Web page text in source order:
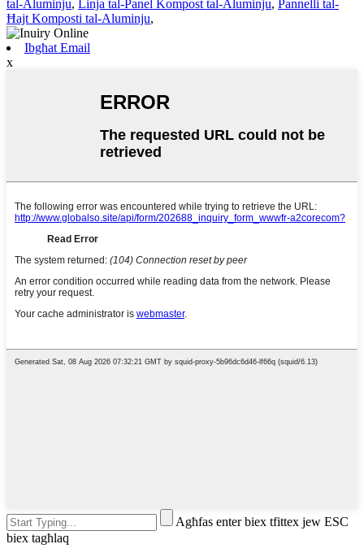
tal-Aluminju, Linja tal-Panel Kompost tal-Aluminju, Pannelli tal-
Ħajt Komposti tal-Aluminju,
Ibgħat Email
x
Agħfas enter biex tfittex jew ESC
biex tagħlaq